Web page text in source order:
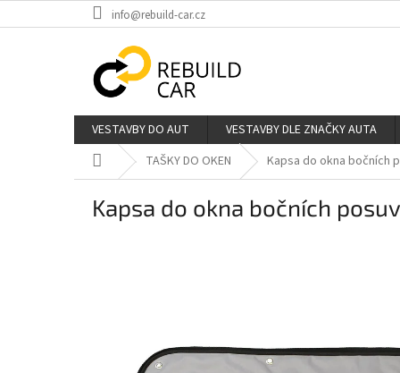
na
info@rebuild-car.cz
VESTAVBY DO AUT VESTAVBY DLE ZNAČKY AUTA
Domů TAŠKY DO OKEN Kapsa do okna bočních
Kapsa do okna bočních